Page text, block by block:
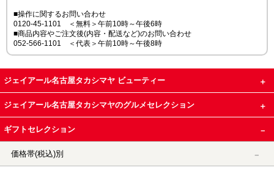
■操作に関するお問い合わせ
0120-45-1101 ＜無料＞午前10時～午後6時
■商品内容やご注文後(内容・配送など)のお問い合わせ
052-566-1101 ＜代表＞午前10時～午後8時
ジェイアール名古屋タカシマヤ ビューティー
ジェイアール名古屋タカシマヤのグルメセレクション
ギフトセレクション
価格帯(税込)別